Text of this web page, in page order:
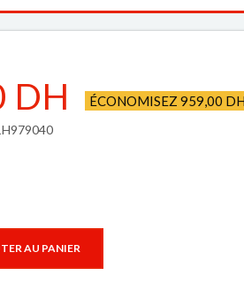
DH ÉCONOMISEZ 959,00 DH
AU PANIER